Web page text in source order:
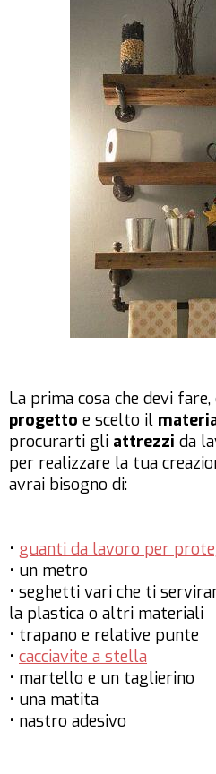
La prima cosa che devi
progetto e scelto il
procurarti gli attrezzi da
per realizzare la tua
avrai bisogno di:
• guanti da lavoro per
• un metro
• seghetti vari che ti
la plastica o altri materiali
• trapano e relative punte
• cacciavite a stella
• martello e un taglierino
• una matita
• nastro adesivo